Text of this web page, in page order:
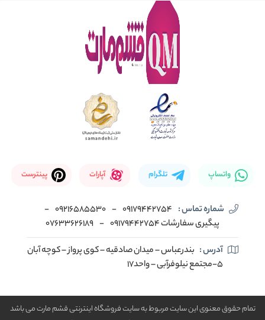
واتساپ تلگرام آپارات پینترست
شماره تماس : 09179442754
-
09216585530
-
پیگیری سفارشات 09179442754
-
07633626189
آدرس : بندرعباس – میدان صادقیه – کوی پرواز – کوچه آبان
5-مجتمع نیلوفرآبی – واحد17
تمام حقوق معنوی این سایت مربوط به سایت فروشگاه اینترنتی قشم مارت می باشد